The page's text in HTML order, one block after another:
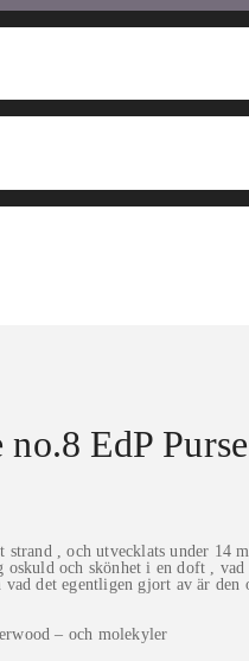
EdP
, och utvecklats under 14
oskuld och skönhet i en doft ,
det egentligen gjort av är
– och molekyler